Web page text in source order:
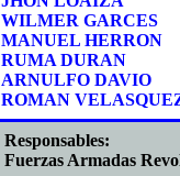
WILMER GARCES
MANUEL HERRON
RUMA DURAN
ARNULFO DAVIO
ROMAN
Responsables:
Fuerzas Armadas